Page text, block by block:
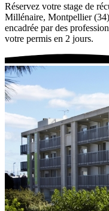
Réservez votre stage de
Millénaire, Montpellier
encadrée par des
votre permis en 2 jours.